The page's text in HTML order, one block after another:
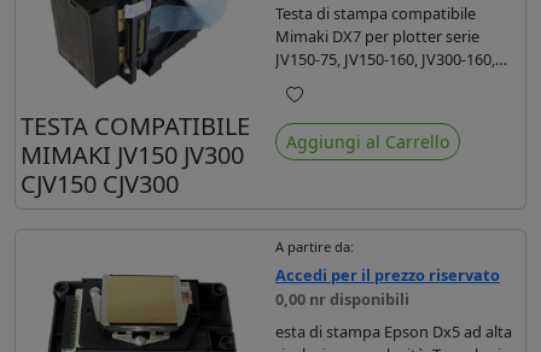
TESTA COMPATIBILE
MIMAKI JV150 JV300
CJV150 CJV300
Testa di stampa compatibile
Mimaki DX7 per plotter serie
JV150-75, JV150-160, JV300-160,
CJV150-75, CJV150-107, CJV150-130
, CJV150-130 , CJV150-160, CJV300-
160Preferiti
Aggiungi al Carrello
A partire da:
Accedi per il prezzo riservato
0,00 nr disponibili
esta di stampa Epson Dx5 ad alta